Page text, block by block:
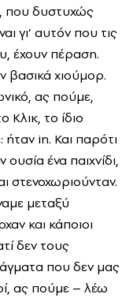
που δυστυχώς
γι’ αυτόν που τις
έχουν πέραση.
βασικά χιούμορ.
ας πούμε,
το ίδιο
in. Και παρότι
ένα παιχνίδι,
στενοχωριούνταν.
μεταξύ
και κάποιοι
δεν τους
που δεν μας
ας πούμε – λέω